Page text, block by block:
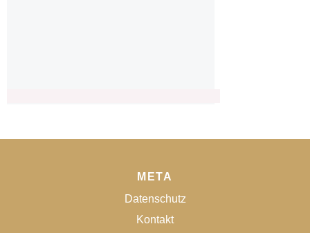
META
Datenschutz
Kontakt